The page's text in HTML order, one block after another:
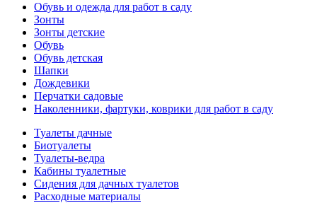
Обувь и одежда для работ в саду
Зонты
Зонты детские
Обувь
Обувь детская
Шапки
Дождевики
Перчатки садовые
Наколенники, фартуки, коврики для работ в саду
Туалеты дачные
Биотуалеты
Туалеты-ведра
Кабины туалетные
Сидения для дачных туалетов
Расходные материалы